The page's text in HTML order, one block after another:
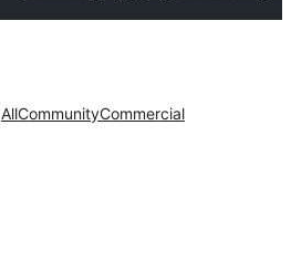
AllCommunityCommercial